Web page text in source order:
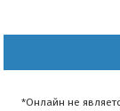
*Онлайн не